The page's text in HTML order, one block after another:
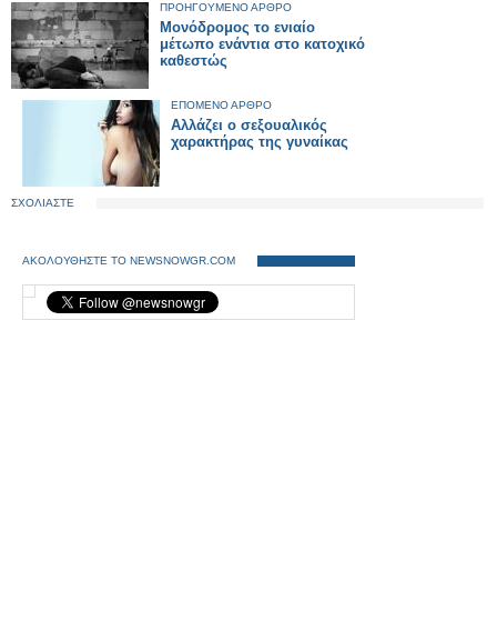
ΠΡΟΗΓΟΥΜΕΝΟ ΑΡΘΡΟ
Μονόδρομος το ενιαίο
μέτωπο ενάντια στο κατοχικό
καθεστώς
ΕΠΟΜΕΝΟ ΑΡΘΡΟ
Αλλάζει ο σεξουαλικός
χαρακτήρας της γυναίκας
ΣΧΟΛΙΑΣΤΕ
ΑΚΟΛΟΥΘΗΣΤΕ ΤΟ NEWSNOWGR.COM